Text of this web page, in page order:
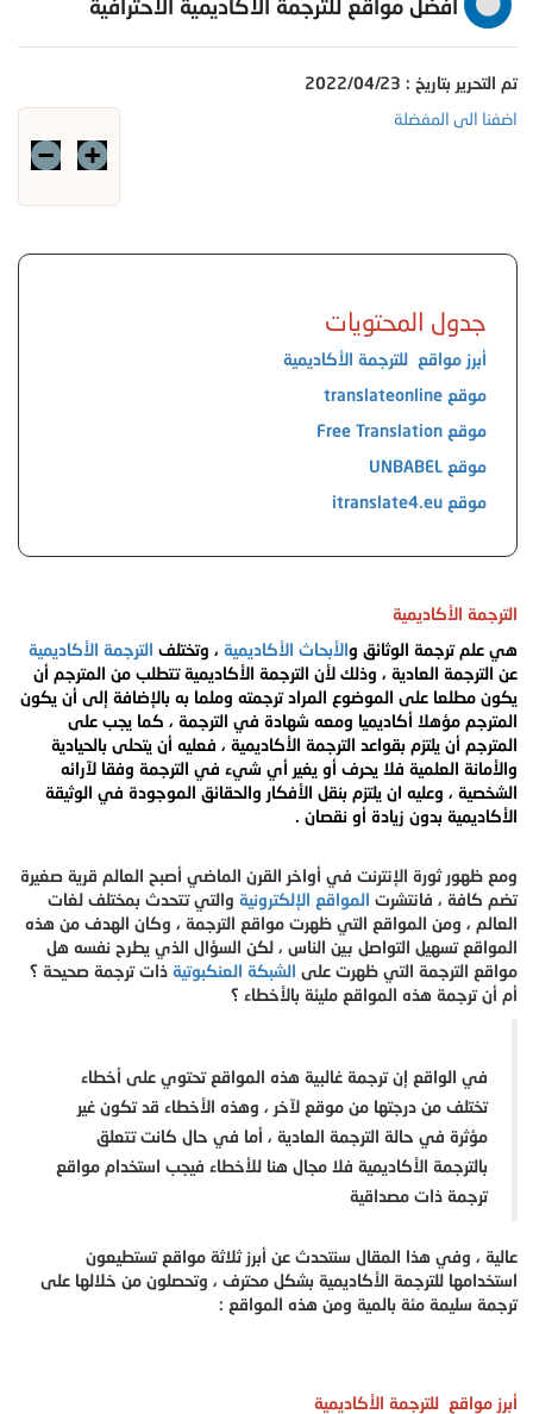
أفضل مواقع للترجمة الأكاديمية الاحترافية
تم التحرير بتاريخ : 2022/04/23
اضفنا الى المفضلة
جدول المحتويات
أبرز مواقع للترجمة الأكاديمية
موقع translateonline
موقع Free Translation
موقع UNBABEL
موقع itranslate4.eu
الترجمة الأكاديمية
هي علم ترجمة الوثائق والأبحاث الأكاديمية ، وتختلف الترجمة الأكاديمية
عن الترجمة العادية ، وذلك لأن الترجمة الأكاديميةتتطلب من المترجم أن
يكون مطلعا على الموضوع المراد ترجمته وملما به بالإضافة إلى أن يكون
المترجم مؤهلا أكاديميا ومعه شهادة في الترجمة ، كما يجب على
المترجم أن يلتزم بقواعد الترجمة الأكاديمية ، فعليه أن يتحلى بالحيادية
والأمانة العلمية فلا يحرف أو يغير أي شيء في الترجمة وفقا لآرائه
الشخصية ، وعليه ان يلتزم بنقل الأفكار والحقائق الموجودة في الوثيقة
الأكاديمية بدون زيادة أو نقصان .
ومع ظهور ثورة الإنترنت في أواخر القرن الماضي أصبح العالم قرية صغيرة
تضم كافة ، فانتشرت المواقع الإلكترونية والتي تتحدث بمختلف لغات
العالم ، ومن المواقع التي ظهرت مواقع الترجمة ، وكان الهدف من هذه
المواقع تسهيل التواصل بين الناس ، لكن السؤال الذي يطرح نفسه هل
مواقع الترجمة التي ظهرت على الشبكة العنكبوتية ذات ترجمة صحيحة ؟
أم أن ترجمة هذه المواقع مليئة بالأخطاء ؟
في الواقع إن ترجمة غالبية هذه المواقع تحتوي على أخطاء
تختلف من درجتها من موقع لآخر ، وهذه الأخطاء قد تكون غير
مؤثرة في حالة الترجمة العادية ، أما في حال كانت تتعلق
بالترجمة الأكاديمية فلا مجال هنا للأخطاء فيجب استخدام مواقع
ترجمة ذات مصداقية
عالية ، وفي هذا المقال سنتحدث عن أبرز ثلاثة مواقع تستطيعون
استخدامها للترجمة الأكاديمية بشكل محترف ، وتحصلون من خلالها على
ترجمة سليمة مئة بالمية ومن هذه المواقع :
أبرز مواقع للترجمة الأكاديمية